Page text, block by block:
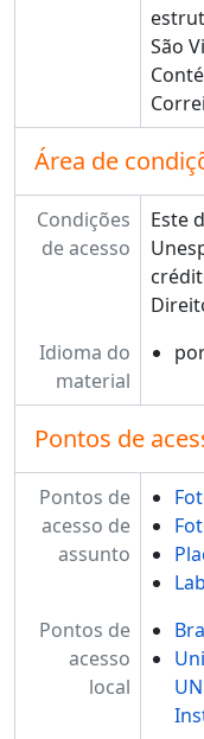
São
Área de
Condições
de acesso
Este
Idioma do
material
Pontos de
Pontos de
acesso de
assunto
Pontos de
acesso
local